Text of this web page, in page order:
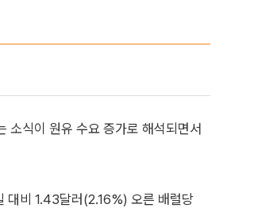
소식이 원유 수요 증가로 해석되면서
대비 1.43달러(2.16%) 오른 배럴당